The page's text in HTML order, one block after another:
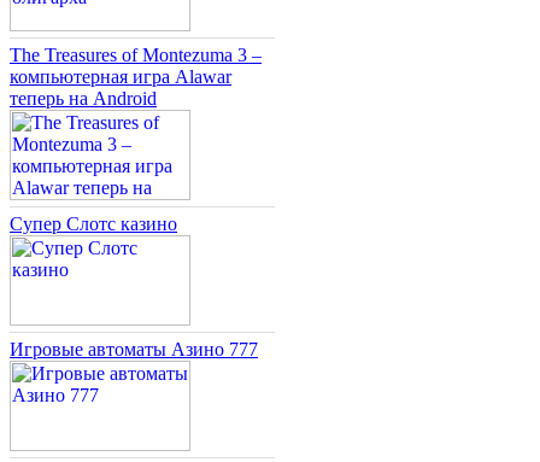
The Treasures of Montezuma 3 –
компьютерная игра Alawar
теперь на Android
Супер Слотс казино
Игровые автоматы Азино 777